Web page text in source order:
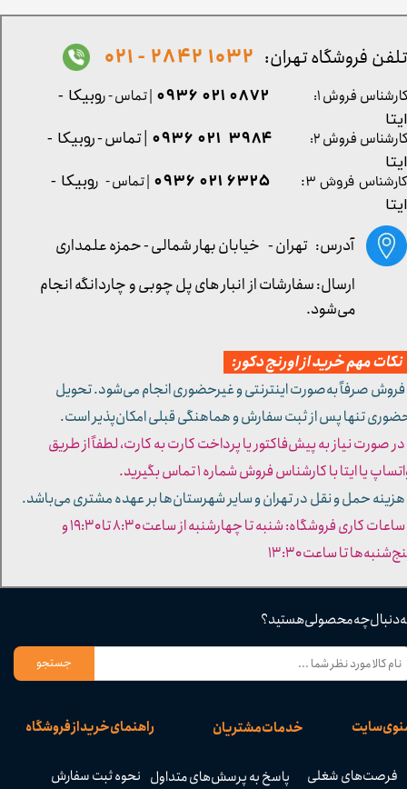
راهنمای خرید از فروشگاه
نحوه ثبت سفارش
خدمات مشتریان
پاسخ به پرسش‌های متداول
سایت
فرصت‌های شغلی
دنبال چه محصولی هستید؟
جستجو
کارشناس فروش ۳: ۶۳۲۵ ۰۲۱ ۰۹۳۶ | تماس - روبیکا -
ایتا
آدرس: تهران - خیابان بهار شمالی - حمزه علمداری
تلفن فروشگاه تهران: 1032 2842 - 021
مهم خرید از اورنج دکور:
صرفاً به‌صورت اینترنتی و غیرحضوری انجام می‌شود. تحویل
تنها پس از ثبت سفارش و هماهنگی قبلی امکان‌پذیر است.
صورت نیاز به پیش‌فاکتور یا پرداخت کارت به کارت، لطفاً از طریق
یا ایتا با کارشناس فروش شماره ۱ تماس بگیرید.
حمل و نقل در تهران و سایر شهرستان‌ها بر عهده مشتری می‌باشد.
- ساعات کاری فروشگاه: شنبه تا چهارشنبه از ساعت ۸:۳۰ تا ۱۹:۳۰ و
تا ساعت ۱۳:۳۰​​​​​​​
کارشناس فروش ۱: 0872 021 0936 | تماس - روبیکا -
ایتا
کارشناس فروش ۲:
۳۹۸۴ ۰۲۱ ۰۹۳۶ | تماس - روبیکا -
ایتا
ارسال: سفارشات از انبار های پل چوبی و چاردانگه انجام
می‌شود.